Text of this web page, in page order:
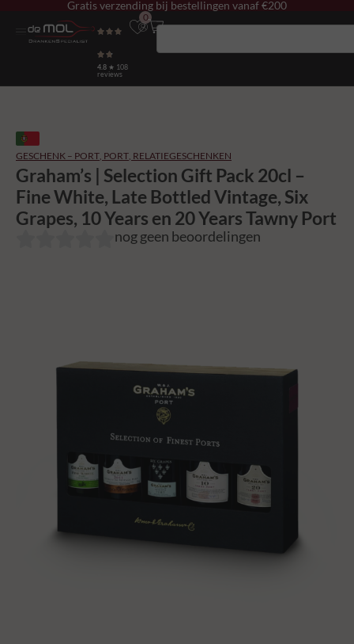
Gratis verzending bij bestellingen vanaf €200
4.8★ 108
reviews
0
GESCHENK – PORT, PORT, RELATIEGESCHENKEN
Graham’s | Selection Gift Pack 20cl –
Fine White, Late Bottled Vintage, Six
Grapes, 10 Years en 20 Years Tawny Port
nog geen beoordelingen